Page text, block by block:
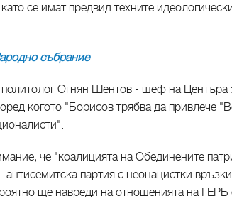
се имат предвид техните
събрание
Огнян Шентов - шеф на Центъра
когото "Борисов трябва да привлече
че "коалицията на Обединените
партия с неонацистки
ще навреди на отношенията на ГЕРБ